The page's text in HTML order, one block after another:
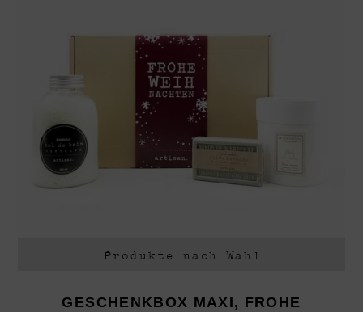
Produkte nach Wahl
GESCHENKBOX MAXI, FROHE